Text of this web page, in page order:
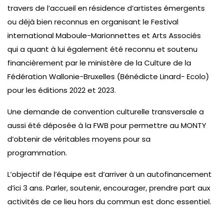
travers de l’accueil en résidence d’artistes émergents
ou déjà bien reconnus en organisant le Festival
international Maboule-Marionnettes et Arts Associés
qui a quant à lui également été reconnu et soutenu
financièrement par le ministère de la Culture de la
Fédération Wallonie-Bruxelles (Bénédicte Linard- Ecolo)
pour les éditions 2022 et 2023.
Une demande de convention culturelle transversale a
aussi été déposée à la FWB pour permettre au MONTY
d’obtenir de véritables moyens pour sa
programmation.
L’objectif de l’équipe est d’arriver à un autofinancement
d’ici 3 ans. Parler, soutenir, encourager, prendre part aux
activités de ce lieu hors du commun est donc essentiel.